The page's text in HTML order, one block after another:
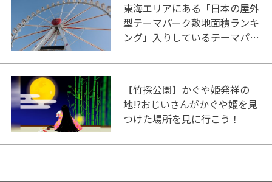
東海エリアにある「日本の屋外
型テーマパーク敷地面積ランキ
ング」入りしているテーマパー
【竹採公園】かぐや姫発祥の
地!?おじいさんがかぐや姫を見
つけた場所を見に行こう！